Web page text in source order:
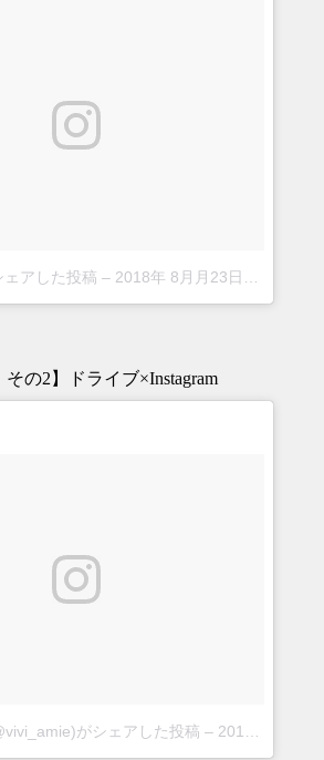
アした投稿 – 2018年 8月月23日午前5時04分PDT
その2】ドライブ×Instagram
がシェアした投稿 – 2018年 8月月30日午後5時24分PDT